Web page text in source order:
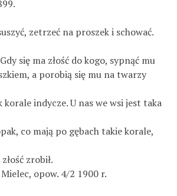
zetrzeć na proszek i schować.
się ma złość do kogo, sypnąć mu
a porobią się mu na twarzy
korale indycze. U nas we wsi jest taka
co mają po gębach takie korale,
zrobił.
opow. 4/2 1900 r.